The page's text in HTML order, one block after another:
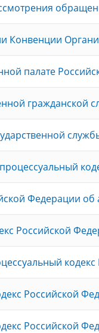
Конвенции
палате
гражданской
Федерации
Российской
Российской
Российской